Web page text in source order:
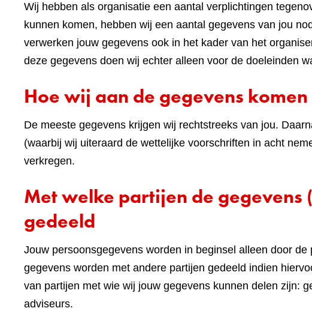
Wij hebben als organisatie een aantal verplichtingen
kunnen komen, hebben wij een aantal gegevens van jou
verwerken jouw gegevens ook in het kader van het
deze gegevens doen wij echter alleen voor de doeleinden
Hoe wij aan de gegevens komen
De meeste gegevens krijgen wij rechtstreeks van jou.
(waarbij wij uiteraard de wettelijke voorschriften in acht
verkregen.
Met welke partijen de gegevens
gedeeld
Jouw persoonsgegevens worden in beginsel alleen door
gegevens worden met andere partijen gedeeld indien
van partijen met wie wij jouw gegevens kunnen delen zijn:
adviseurs.